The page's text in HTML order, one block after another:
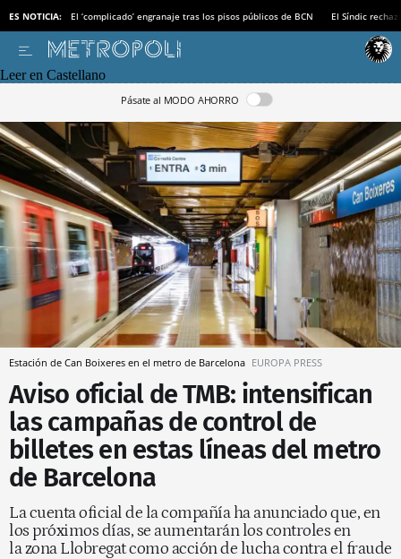
ES NOTICIA: El ‘complicado’ engranaje tras los pisos públicos de BCN El Síndic
Leer en Castellano
Pásate al MODO AHORRO
Estación de Can Boixeres en el metro de Barcelona EUROPA PRESS
Aviso oficial de TMB: intensifican
las campañas de control de
billetes en estas líneas del metro
de Barcelona
La cuenta oficial de la compañía ha anunciado que, en
los próximos días, se aumentarán los controles en
la zona Llobregat como acción de lucha contra el fraude